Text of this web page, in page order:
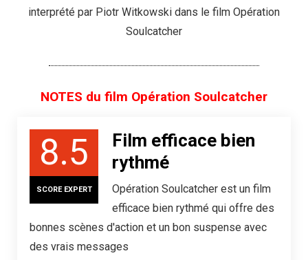
interprété par Piotr Witkowski dans le film Opération
Soulcatcher
NOTES du film Opération Soulcatcher
8.5
SCORE EXPERT
Film efficace bien
rythmé
Opération Soulcatcher est un film
efficace bien rythmé qui offre des
bonnes scènes d'action et un bon suspense avec
des vrais messages